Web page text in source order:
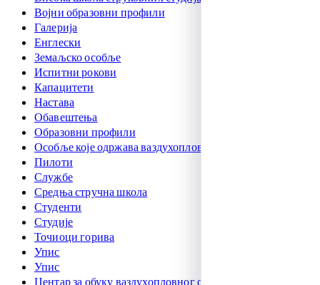
Војни образовни профили
Галерија
Енглески
Земаљско особље
Испитни рокови
Капацитети
Настава
Обавештења
Образовни профили
Особље које одржава ваздухоплове
Пилоти
Службе
Средња стручна школа
Студенти
Студије
Точиоци горива
Упис
Упис
Центар за обуку ваздухопловног особља